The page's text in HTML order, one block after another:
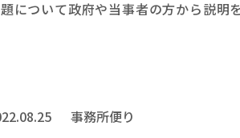
について政府や当事者の方から説明
事務所便り